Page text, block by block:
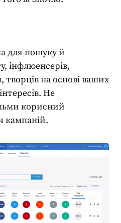
для пошуку й
інфлюенсерів,
творців на основі ваших
Не
корисний
кампаній.